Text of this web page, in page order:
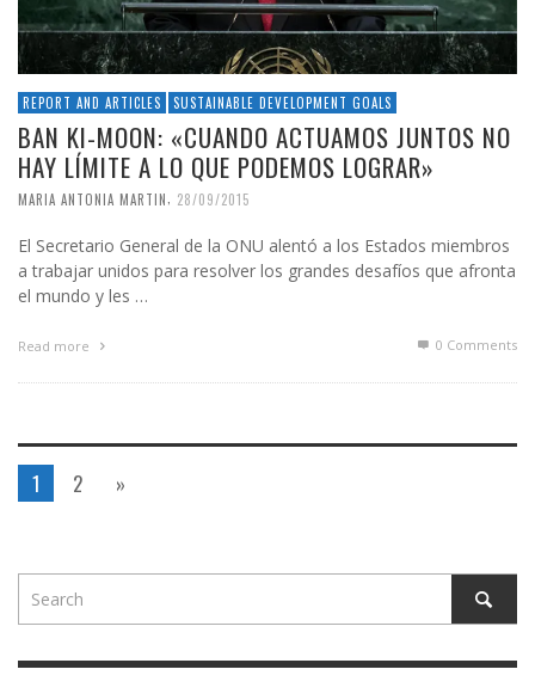
REPORT AND ARTICLES SUSTAINABLE DEVELOPMENT GOALS
BAN KI-MOON: «CUANDO ACTUAMOS JUNTOS NO
HAY LÍMITE A LO QUE PODEMOS LOGRAR»
MARIA ANTONIA MARTIN, 28/09/2015
El Secretario General de la ONU alentó a los Estados miembros
a trabajar unidos para resolver los grandes desafíos que afronta
el mundo y les …
Read more 0 Comments
1 2 »